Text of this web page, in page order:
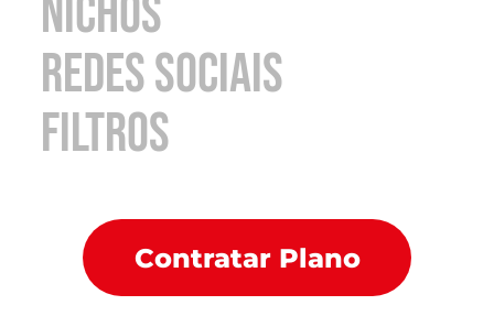
nichos
redes sociais
filtros
Contratar Plano